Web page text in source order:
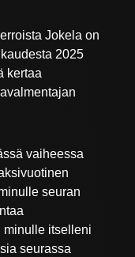
Jokela on
2025
kertaa
vaiheessa
seuran
minulle itselleni
seurassa